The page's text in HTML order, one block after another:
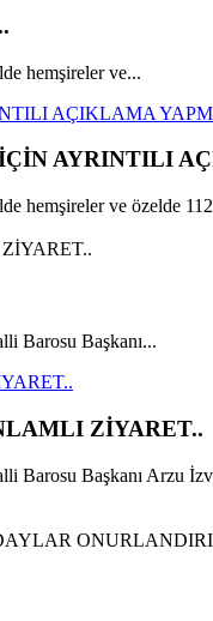
hemşireler ve...
AÇIKLAMA
AYRINTILI
hemşireler ve özelde
Barosu Başkanı...
ZİYARET..
Barosu Başkanı Arzu